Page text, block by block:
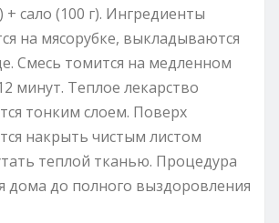
+ сало (100 г). Ингредиенты
на мясорубке, выкладываются
Смесь томится на медленном
минут. Теплое лекарство
тонким слоем. Поверх
накрыть чистым листом
теплой тканью. Процедура
дома до полного выздоровления